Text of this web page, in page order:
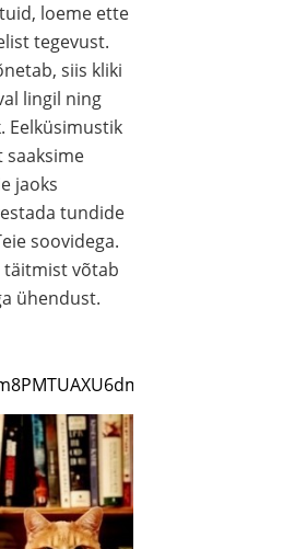
loeme ette
tegevust.
siis kliki
lingil ning
Eelküsimustik
saaksime
jaoks
tundide
soovidega.
täitmist võtab
ühendust.